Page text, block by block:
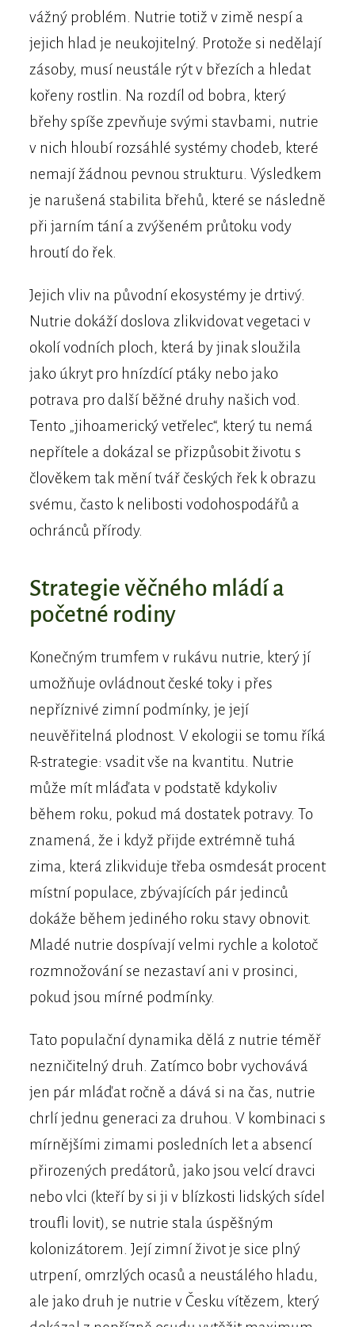
vážný problém. Nutrie totiž v zimě nespí a
jejich hlad je neukojitelný. Protože si nedělají
zásoby, musí neustále rýt v březích a hledat
kořeny rostlin. Na rozdíl od bobra, který
břehy spíše zpevňuje svými stavbami, nutrie
v nich hloubí rozsáhlé systémy chodeb, které
nemají žádnou pevnou strukturu. Výsledkem
je narušená stabilita břehů, které se následně
při jarním tání a zvýšeném průtoku vody
hroutí do řek.
Jejich vliv na původní ekosystémy je drtivý.
Nutrie dokáží doslova zlikvidovat vegetaci v
okolí vodních ploch, která by jinak sloužila
jako úkryt pro hnízdící ptáky nebo jako
potrava pro další běžné druhy našich vod.
Tento „jihoamerický vetřelec“, který tu nemá
nepřítele a dokázal se přizpůsobit životu s
člověkem tak mění tvář českých řek k obrazu
svému, často k nelibosti vodohospodářů a
ochránců přírody.
Strategie věčného mládí a
početné rodiny
Konečným trumfem v rukávu nutrie, který jí
umožňuje ovládnout české toky i přes
nepříznivé zimní podmínky, je její
neuvěřitelná plodnost. V ekologii se tomu říká
R-strategie: vsadit vše na kvantitu. Nutrie
může mít mláďata v podstatě kdykoliv
během roku, pokud má dostatek potravy. To
znamená, že i když přijde extrémně tuhá
zima, která zlikviduje třeba osmdesát procent
místní populace, zbývajících pár jedinců
dokáže během jediného roku stavy obnovit.
Mladé nutrie dospívají velmi rychle a kolotoč
rozmnožování se nezastaví ani v prosinci,
pokud jsou mírné podmínky.
Tato populační dynamika dělá z nutrie téměř
nezničitelný druh. Zatímco bobr vychovává
jen pár mláďat ročně a dává si na čas, nutrie
chrlí jednu generaci za druhou. V kombinaci s
mírnějšími zimami posledních let a absencí
přirozených predátorů, jako jsou velcí dravci
nebo vlci (kteří by si ji v blízkosti lidských sídel
troufli lovit), se nutrie stala úspěšným
kolonizátorem. Její zimní život je sice plný
utrpení, omrzlých ocasů a neustálého hladu,
ale jako druh je nutrie v Česku vítězem, který